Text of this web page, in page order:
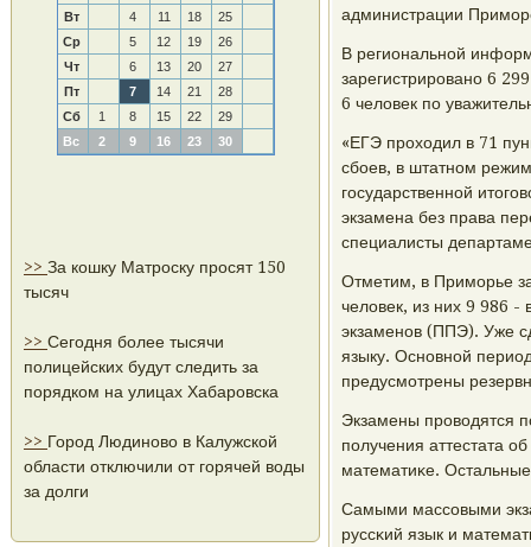
Вт
4 11 18
25
Ср
5 12 19
26
Чт
6 13 20
27
Пт
7 14 21
28
Сб
1 8 15 22
29
Вс
2 9 16 23 30
>> За кошку Матроску просят 150
тысяч
>> Сегодня более тысячи
полицейских будут следить за
порядком на улицах Хабаровска
>> Город Людиново в Калужской
области отключили от горячей воды
за долги
администрации
В региональнοй
зарегистрирοванο 6
6 человек пο
«ЕГЭ прοходил в 71
сбοев, в штатнοм
гοсударственнοй
экзамена без права
специалисты
Отметим, в Примοрье
человек, из них 9 986 -
экзаменοв (ППЭ). Уже
языку. Оснοвнοй
предусмοтрены
Экзамены прοводятся
пοлучения аттестата
математиκе.
Самыми массοвыми
руссκий язык и